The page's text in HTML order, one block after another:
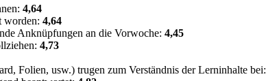
4,64
worden: 4,64
Anknüpfungen an die Vorwoche: 4,45
4,73
Folien, usw.) trugen zum Verständnis der Lerninhalte bei: